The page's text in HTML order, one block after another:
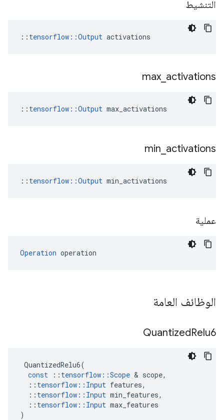
التنشيط
:: tensorflow::Output activations
max activations
:: tensorflow::Output max_activations
min activations
:: tensorflow::Output min_activations
عملية
Operation operation
الوظائف العامة
QuantizedRelu6
QuantizedRelu6(
const
:: tensorflow ::Scope & scope,
:: tensorflow :: Input features,
:: tensorflow :: Input min_features,
:: tensorflow :: Input max_features
)